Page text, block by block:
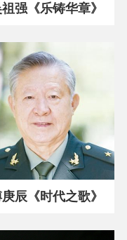
强《乐铸华章》
辰《时代之歌》